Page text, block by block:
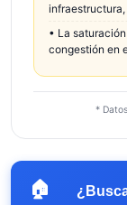
• La
congestión en
*
🏠